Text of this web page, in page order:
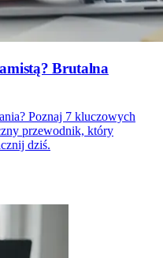
Brutalna
Poznaj 7 kluczowych
przewodnik, który
dziś.